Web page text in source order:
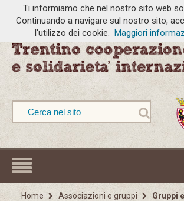
Home Associazioni e gruppi Gruppi
Ti informiamo che nel nostro sito web
Continuando a navigare sul nostro sito,
l'utilizzo dei cookie. Maggiori